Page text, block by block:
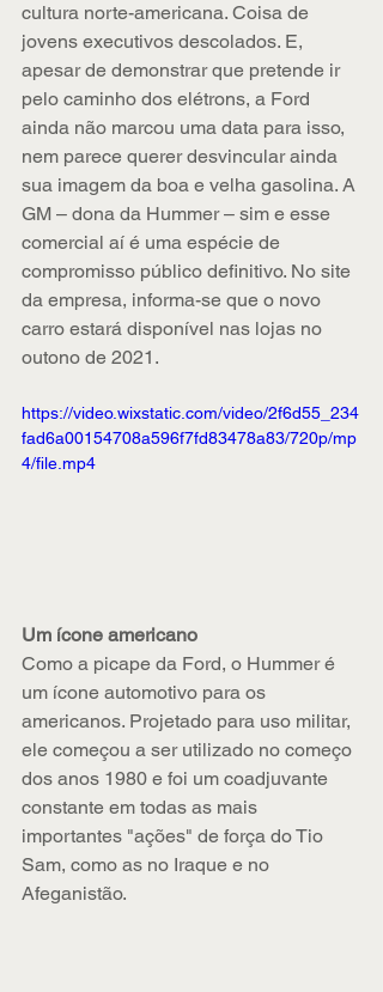
cultura norte-americana. Coisa de
jovens executivos descolados. E,
apesar de demonstrar que pretende ir
pelo caminho dos elétrons, a Ford
ainda não marcou uma data para isso,
nem parece querer desvincular ainda
sua imagem da boa e velha gasolina. A
GM – dona da Hummer – sim e esse
comercial aí é uma espécie de
compromisso público definitivo. No site
da empresa, informa-se que o novo
carro estará disponível nas lojas no
outono de 2021.
https://video.wixstatic.com/video/2f6d55_234
fad6a00154708a596f7fd83478a83/720p/mp
4/file.mp4
Um ícone americano
Como a picape da Ford, o Hummer é
um ícone automotivo para os
americanos. Projetado para uso militar,
ele começou a ser utilizado no começo
dos anos 1980 e foi um coadjuvante
constante em todas as mais
importantes "ações" de força do Tio
Sam, como as no Iraque e no
Afeganistão.